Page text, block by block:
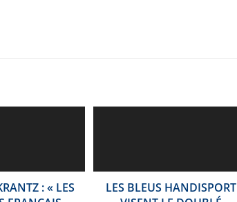
: « LES
LES BLEUS HANDISPORT